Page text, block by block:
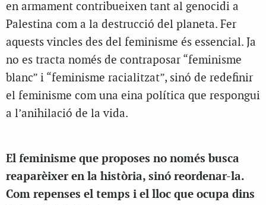
en armament contribueixen tant al genocidi a
Palestina com a la destrucció del planeta. Fer
aquests vincles des del feminisme és essencial. Ja
no es tracta només de contraposar “feminisme
blanc” i “feminisme racialitzat”, sinó de redefinir
el feminisme com una eina política que respongui
a l’anihilació de la vida.
El feminisme que proposes no només busca
reaparèixer en la història, sinó reordenar-la.
Com repenses el temps i el lloc que ocupa dins